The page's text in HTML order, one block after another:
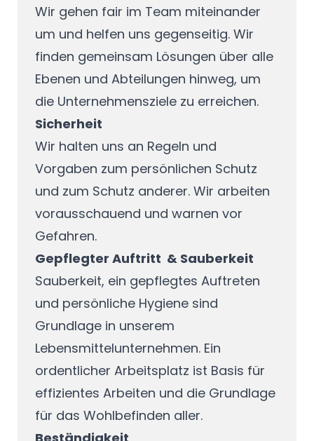
Wir gehen fair im Team miteinander
um und helfen uns gegenseitig. Wir
finden gemeinsam Lösungen über alle
Ebenen und Abteilungen hinweg, um
die Unternehmensziele zu erreichen.
Sicherheit
Wir halten uns an Regeln und
Vorgaben zum persönlichen Schutz
und zum Schutz anderer. Wir arbeiten
vorausschauend und warnen vor
Gefahren.
Gepflegter Auftritt & Sauberkeit
Sauberkeit, ein gepflegtes Auftreten
und persönliche Hygiene sind
Grundlage in unserem
Lebensmittelunternehmen. Ein
ordentlicher Arbeitsplatz ist Basis für
effizientes Arbeiten und die Grundlage
für das Wohlbefinden aller.